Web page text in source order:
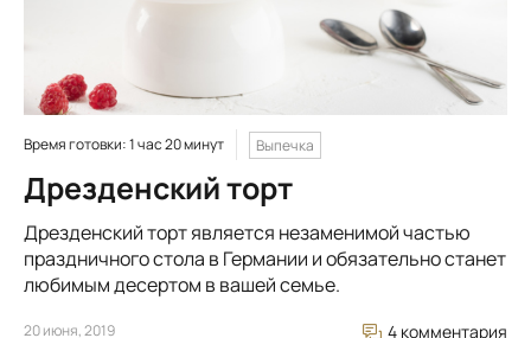
Время готовки: 1 час 20 минут Выпечка
Дрезденский торт
Дрезденский торт является незаменимой частью
праздничного стола в Германии и обязательно станет
любимым десертом в вашей семье.
20 июня, 2019 4 комментария